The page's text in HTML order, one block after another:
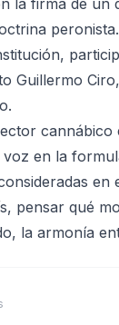
la firma de un
peronista.
Guillermo
en la
en
pensar qué
la armonía